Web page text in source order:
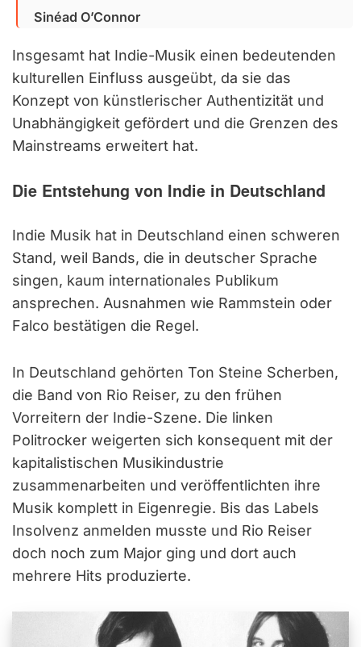
Sinéad O’Connor
Insgesamt hat Indie-Musik einen bedeutenden
kulturellen Einfluss ausgeübt, da sie das
Konzept von künstlerischer Authentizität und
Unabhängigkeit gefördert und die Grenzen des
Mainstreams erweitert hat.
Die Entstehung von Indie in Deutschland
Indie Musik hat in Deutschland einen schweren
Stand, weil Bands, die in deutscher Sprache
singen, kaum internationales Publikum
ansprechen. Ausnahmen wie Rammstein oder
Falco bestätigen die Regel.
In Deutschland gehörten Ton Steine Scherben,
die Band von Rio Reiser, zu den frühen
Vorreitern der Indie-Szene. Die linken
Politrocker weigerten sich konsequent mit der
kapitalistischen Musikindustrie
zusammenarbeiten und veröffentlichten ihre
Musik komplett in Eigenregie. Bis das Labels
Insolvenz anmelden musste und Rio Reiser
doch noch zum Major ging und dort auch
mehrere Hits produzierte.